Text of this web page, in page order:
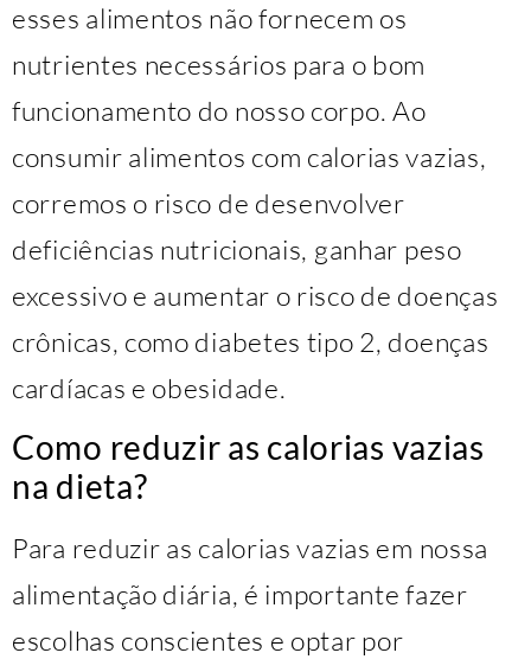
esses alimentos não fornecem os
nutrientes necessários para o bom
funcionamento do nosso corpo. Ao
consumir alimentos com calorias vazias,
corremos o risco de desenvolver
deficiências nutricionais, ganhar peso
excessivo e aumentar o risco de doenças
crônicas, como diabetes tipo 2, doenças
cardíacas e obesidade.
Como reduzir as calorias vazias
na dieta?
Para reduzir as calorias vazias em nossa
alimentação diária, é importante fazer
escolhas conscientes e optar por